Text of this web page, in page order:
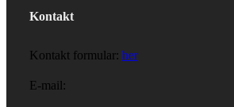
Kontakt
Kontakt formular: her
E-mail: